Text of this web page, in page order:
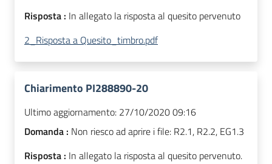
Risposta : In allegato la risposta al quesito pervenuto
2_Risposta a Quesito_timbro.pdf
Chiarimento PI288890-20
Ultimo aggiornamento: 27/10/2020 09:16
Domanda : Non riesco ad aprire i file: R2.1, R2.2, EG1.3
Risposta : In allegato la risposta al quesito pervenuto.